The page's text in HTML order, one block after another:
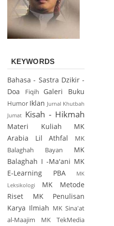
KEYWORDS
Bahasa - Sastra Dzikir -
Doa
Fiqih Galeri Buku
Humor Iklan Jurnal Khutbah
Jumat Kisah - Hikmah
Materi Kuliah
MK
Arabia Lil Athfal
MK
Balaghah Bayan
MK
Balaghah I -Ma'ani MK
E-Learning PBA
MK
Leksikologi
MK Metode
Riset
MK Penulisan
Karya Ilmiah MK Sina'at
al-Maajim
MK TekMedia